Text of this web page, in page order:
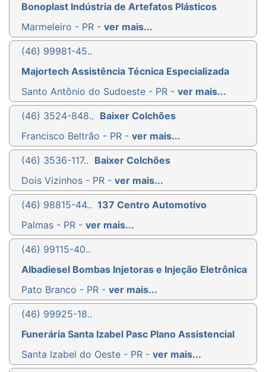
Bonoplast Indústria de Artefatos Plásticos
Marmeleiro - PR - ver mais...
(46) 99981-45..
Majortech Assistência Técnica Especializada
Santo Antônio do Sudoeste - PR - ver mais...
(46) 3524-848.. Baixer Colchões
Francisco Beltrão - PR - ver mais...
(46) 3536-117.. Baixer Colchões
Dois Vizinhos - PR - ver mais...
(46) 98815-44.. 137 Centro Automotivo
Palmas - PR - ver mais...
(46) 99115-40..
Albadiesel Bombas Injetoras e Injeção Eletrônica
Pato Branco - PR - ver mais...
(46) 99925-18..
Funerária Santa Izabel Pasc Plano Assistencial
Santa Izabel do Oeste - PR - ver mais...